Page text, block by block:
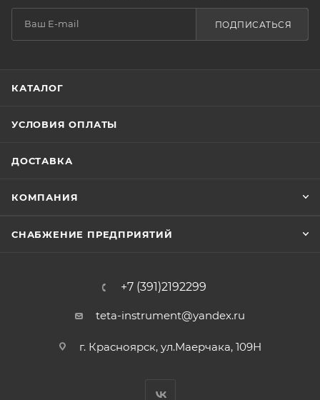
ПОДПИСАТЬСЯ
КАТАЛОГ
УСЛОВИЯ ОПЛАТЫ
ДОСТАВКА
КОМПАНИЯ
СНАБЖЕНИЕ ПРЕДПРИЯТИЙ
+7 (391)2192299
teta-instrument@yandex.ru
г. Красноярск, ул.Маерчака, 109Н